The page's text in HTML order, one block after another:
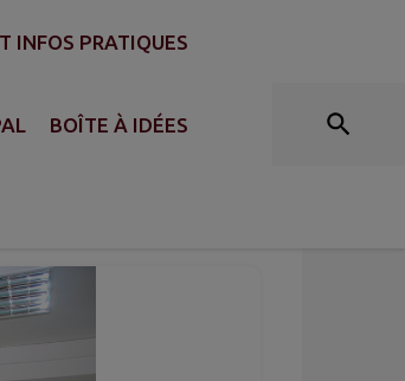
INFOS PRATIQUES
BOÎTE À IDÉES